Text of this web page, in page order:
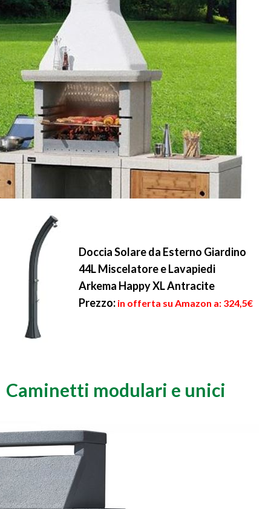
Doccia Solare da Esterno Giardino
44L Miscelatore e Lavapiedi
Arkema Happy XL Antracite
Prezzo: in offerta su Amazon a: 324,5€
Caminetti modulari e unici